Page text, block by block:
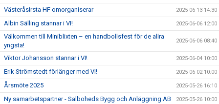
VästeråsIrsta HF omorganiserar 2025-06-13 14:30
Albin Sälling stannar i VI! 2025-06-06 12:00
Välkommen till Miniblixten – en handbollsfest för de allra
yngsta!
2025-06-06 08:40
Viktor Johansson stannar i VI! 2025-06-04 10:00
Erik Strömstedt förlänger med VI! 2025-06-02 10:00
Årsmöte 2025 2025-05-26 16:10
Ny samarbetspartner - Salboheds Bygg och Anläggning AB 2025-05-26 10:00